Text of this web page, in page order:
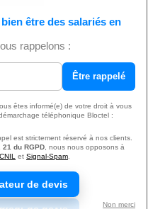
être des salariés en
rappelons :
Être rappelé
êtes informé(e) de votre droit à vous
téléphonique Bloctel :
est strictement réservé à nos clients.
21 du RGPD , nous nous opposons à
CNIL et Signal-Spam
de devis
Non merci
à Saint-
client
14:12
de bureaux -
autour de